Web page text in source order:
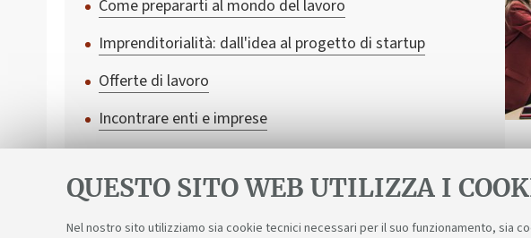
QUESTO SITO WEB UTILIZZA I
Nel nostro sito utilizziamo sia cookie tecnici necessari per il suo funzionamento, sia
Come prepararti al mondo del lavoro
Imprenditorialità: dall'idea al progetto di startup
Offerte di lavoro
Incontrare enti e imprese